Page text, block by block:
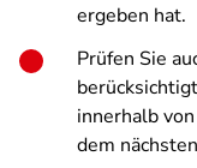
ergeben hat.
Prüfen Sie
innerhalb
dem